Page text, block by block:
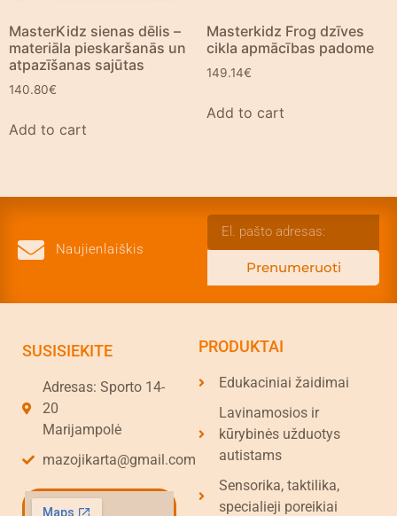
MasterKidz sienas dēlis –
materiāla pieskaršanās un
atpazīšanas sajūtas
140.80€
Add to cart
Masterkidz Frog dzīves
cikla apmācības padome
149.14€
Add to cart
Naujienlaiškis
Prenumeruoti
SUSISIEKITE
Adresas: Sporto 14-
20
Marijampolė
mazojikarta@gmail.com
PRODUKTAI
Edukaciniai žaidimai
Lavinamosios ir
kūrybinės užduotys
autistams
Sensorika, taktilika,
specialieji poreikiai